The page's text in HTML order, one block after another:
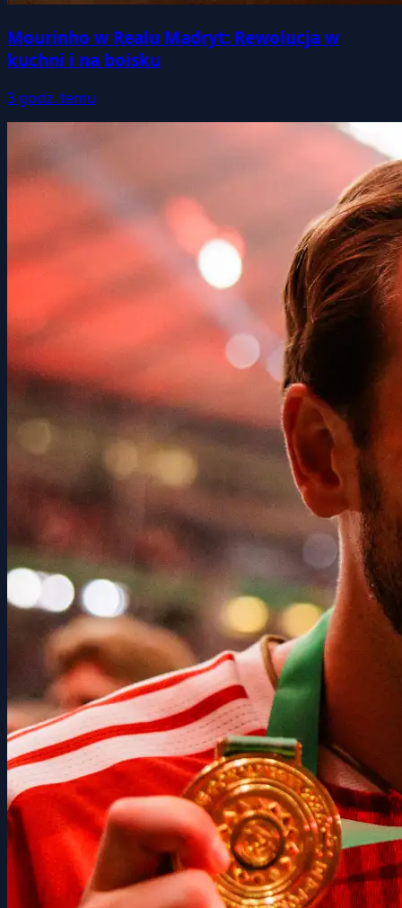
Mourinho w Realu Madryt: Rewolucja w
kuchni i na boisku
3 godz. temu